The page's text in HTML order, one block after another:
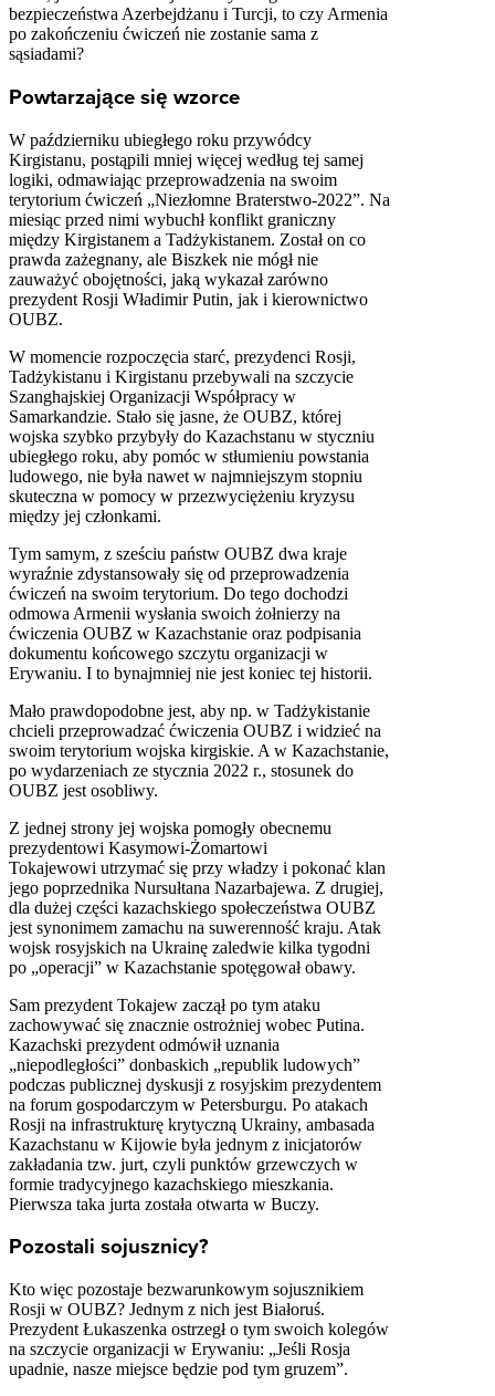
bezpieczeństwa Azerbejdżanu i Turcji, to czy Armenia
po zakończeniu ćwiczeń nie zostanie sama z
sąsiadami?
Powtarzające się wzorce
W październiku ubiegłego roku przywódcy
Kirgistanu, postąpili mniej więcej według tej samej
logiki, odmawiając przeprowadzenia na swoim
terytorium ćwiczeń „Niezłomne Braterstwo-2022”. Na
miesiąc przed nimi wybuchł konflikt graniczny
między Kirgistanem a Tadżykistanem. Został on co
prawda zażegnany, ale Biszkek nie mógł nie
zauważyć obojętności, jaką wykazał zarówno
prezydent Rosji Władimir Putin, jak i kierownictwo
OUBZ.
W momencie rozpoczęcia starć, prezydenci Rosji,
Tadżykistanu i Kirgistanu przebywali na szczycie
Szanghajskiej Organizacji Współpracy w
Samarkandzie. Stało się jasne, że OUBZ, której
wojska szybko przybyły do Kazachstanu w styczniu
ubiegłego roku, aby pomóc w stłumieniu powstania
ludowego, nie była nawet w najmniejszym stopniu
skuteczna w pomocy w przezwyciężeniu kryzysu
między jej członkami.
Tym samym, z sześciu państw OUBZ dwa kraje
wyraźnie zdystansowały się od przeprowadzenia
ćwiczeń na swoim terytorium. Do tego dochodzi
odmowa Armenii wysłania swoich żołnierzy na
ćwiczenia OUBZ w Kazachstanie oraz podpisania
dokumentu końcowego szczytu organizacji w
Erywaniu. I to bynajmniej nie jest koniec tej historii.
Mało prawdopodobne jest, aby np. w Tadżykistanie
chcieli przeprowadzać ćwiczenia OUBZ i widzieć na
swoim terytorium wojska kirgiskie. A w Kazachstanie,
po wydarzeniach ze stycznia 2022 r., stosunek do
OUBZ jest osobliwy.
Z jednej strony jej wojska pomogły obecnemu
prezydentowi Kasymowi-Żomartowi
Tokajewowi utrzymać się przy władzy i pokonać klan
jego poprzednika Nursułtana Nazarbajewa. Z drugiej,
dla dużej części kazachskiego społeczeństwa OUBZ
jest synonimem zamachu na suwerenność kraju. Atak
wojsk rosyjskich na Ukrainę zaledwie kilka tygodni
po „operacji” w Kazachstanie spotęgował obawy.
Sam prezydent Tokajew zaczął po tym ataku
zachowywać się znacznie ostrożniej wobec Putina.
Kazachski prezydent odmówił uznania
„niepodległości” donbaskich „republik ludowych”
podczas publicznej dyskusji z rosyjskim prezydentem
na forum gospodarczym w Petersburgu. Po atakach
Rosji na infrastrukturę krytyczną Ukrainy, ambasada
Kazachstanu w Kijowie była jednym z inicjatorów
zakładania tzw. jurt, czyli punktów grzewczych w
formie tradycyjnego kazachskiego mieszkania.
Pierwsza taka jurta została otwarta w Buczy.
Pozostali sojusznicy?
Kto więc pozostaje bezwarunkowym sojusznikiem
Rosji w OUBZ? Jednym z nich jest Białoruś.
Prezydent Łukaszenka ostrzegł o tym swoich kolegów
na szczycie organizacji w Erywaniu: „Jeśli Rosja
upadnie, nasze miejsce będzie pod tym gruzem”.